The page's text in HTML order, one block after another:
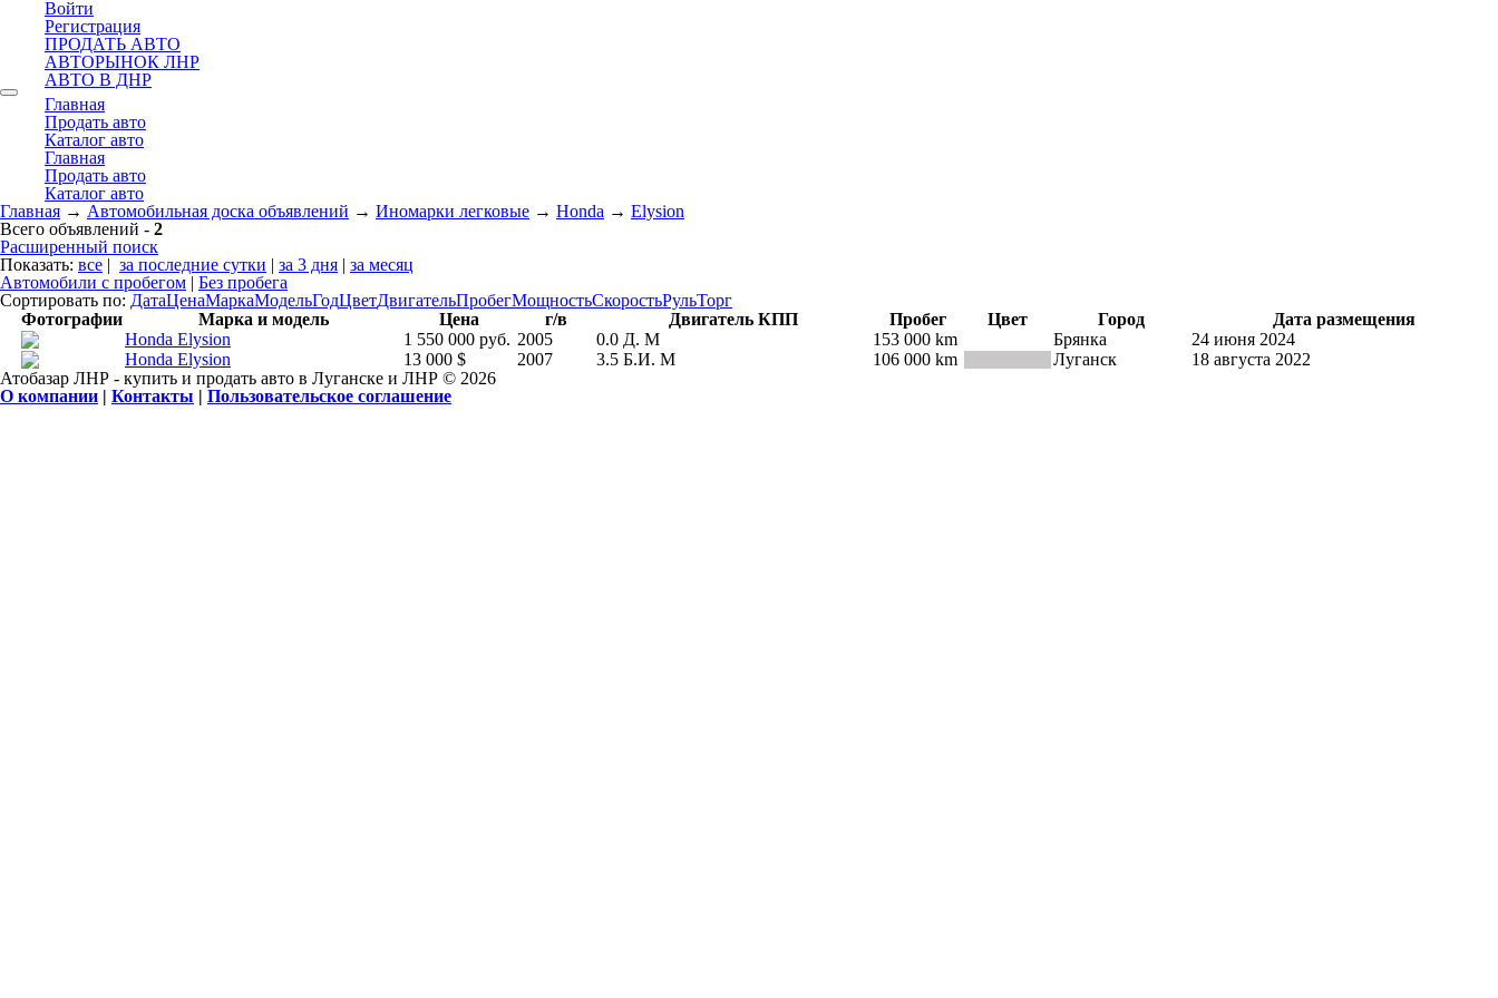
Войти
Регистрация
ПРОДАТЬ АВТО
АВТОРЫНОК ЛНР
АВТО В ДНР
Главная
Продать авто
Каталог авто
Главная
Продать авто
Каталог авто
Главная → Автомобильная доска объявлений → Иномарки легковые → Honda → Elysion
Всего объявлений - 2
Расширенный поиск
Показать: все | за последние сутки | за 3 дня | за месяц
Автомобили с пробегом | Без пробега
Сортировать по: ДатаЦенаМаркаМодельГодЦветДвигательПробегМощностьСкоростьРульТорг
Фотографии
Марка и модель Цена г/в Двигатель КПП Пробег Цвет Город
Дата размещения
Honda Elysion
1 550 000 руб. 2005 0.0 Д. М 153 000 km Брянка
24 июня 2024
Honda Elysion
13 000 $ 2007 3.5 Б.И. М 106 000 km Луганск
18 августа 2022
Атобазар ЛНР - купить и продать авто в Луганске и ЛНР © 2026
О компании | Контакты | Пользовательское соглашение